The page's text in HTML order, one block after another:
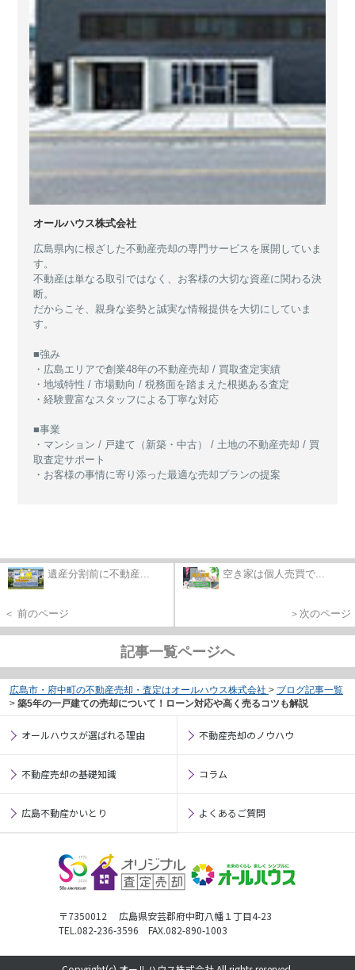
オールハウス株式会社
広島県内に根ざした不動産売却の専門サービスを展開していま
す。
不動産は単なる取引ではなく、お客様の大切な資産に関わる決
断。
だからこそ、親身な姿勢と誠実な情報提供を大切にしていま
す。
■強み
・広島エリアで創業48年の不動産売却 / 買取査定実績
・地域特性 / 市場動向 / 税務面を踏まえた根拠ある査定
・経験豊富なスタッフによる丁寧な対応
■事業
・マンション / 戸建て（新築・中古） / 土地の不動産売却 / 買
取査定サポート
・お客様の事情に寄り添った最適な売却プランの提案
遺産分割前に不動産...
＜ 前のページ
空き家は個人売買で...
＞次のページ
記事一覧ページへ
広島市・府中町の不動産売却・査定はオールハウス株式会社 > ブログ記事一覧
> 築5年の一戸建ての売却について！ローン対応や高く売るコツも解説
オールハウスが選ばれる理由 不動産売却のノウハウ
不動産売却の基礎知識 コラム
広島不動産かいとり よくあるご質問
〒7350012 広島県安芸郡府中町八幡１丁目4-23
TEL.082-236-3596 FAX.082-890-1003